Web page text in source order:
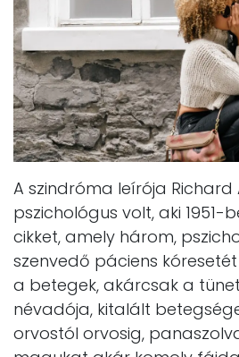
A szindróma leírója Richard
pszichológus volt, aki 1951-
cikket, amely három,
szenvedő páciens
a betegek, akárcsak a
névadója, kitalált
orvostól orvosig,